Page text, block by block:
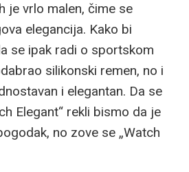
je vrlo malen, čime se
elegancija. Kako bi
se ipak radi o sportskom
silikonski remen, no i
i elegantan. Da se
Elegant“ rekli bismo da je
no zove se „Watch